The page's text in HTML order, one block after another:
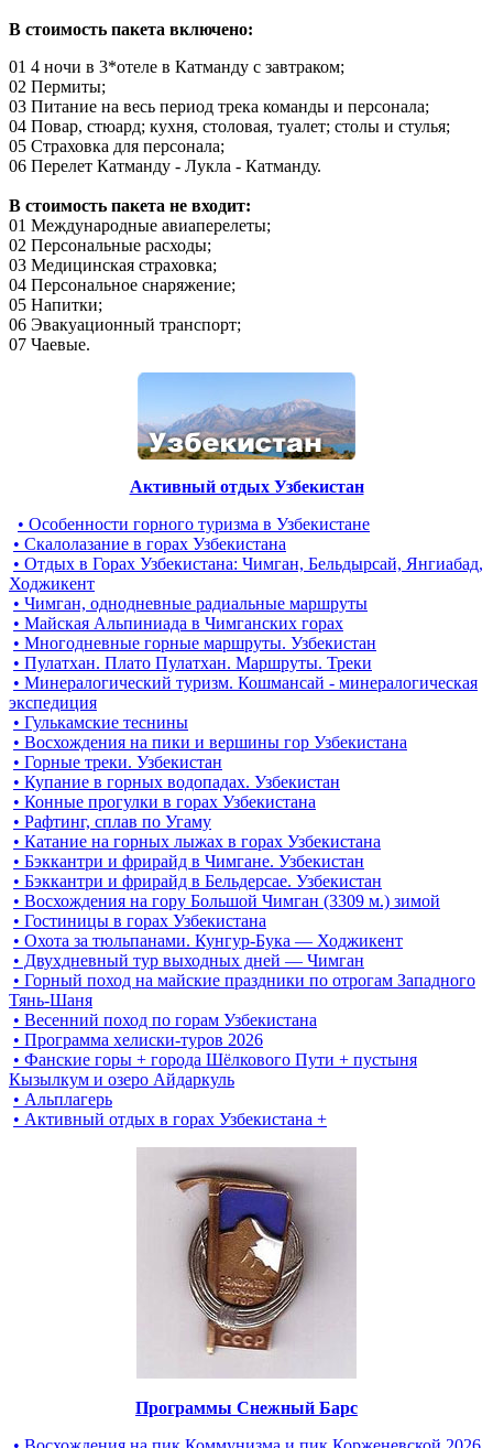
В стоимость пакета включено:
01 4 ночи в 3*отеле в Катманду с завтраком;
02 Пермиты;
03 Питание на весь период трека команды и персонала;
04 Повар, стюард; кухня, столовая, туалет; столы и стулья;
05 Страховка для персонала;
06 Перелет Катманду - Лукла - Катманду.
В стоимость пакета не входит:
01 Международные авиаперелеты;
02 Персональные расходы;
03 Медицинская страховка;
04 Персональное снаряжение;
05 Напитки;
06 Эвакуационный транспорт;
07 Чаевые.
Активный отдых Узбекистан
• Особенности горного туризма в Узбекистане
• Скалолазание в горах Узбекистана
• Отдых в Горах Узбекистана: Чимган, Бельдырсай, Янгиабад,
Ходжикент
• Чимган, однодневные радиальные маршруты
• Майская Альпиниада в Чимганских горах
• Многодневные горные маршруты. Узбекистан
• Пулатхан. Плато Пулатхан. Маршруты. Треки
• Минералогический туризм. Кошмансай - минералогическая
экспедиция
• Гулькамские теснины
• Восхождения на пики и вершины гор Узбекистана
• Горные треки. Узбекистан
• Купание в горных водопадах. Узбекистан
• Конные прогулки в горах Узбекистана
• Рафтинг, сплав по Угаму
• Катание на горных лыжах в горах Узбекистана
• Бэккантри и фрирайд в Чимгане. Узбекистан
• Бэккантри и фрирайд в Бельдерсае. Узбекистан
• Восхождения на гору Большой Чимган (3309 м.) зимой
• Гостиницы в горах Узбекистана
• Охота за тюльпанами. Кунгур-Бука — Ходжикент
• Двухдневный тур выходных дней — Чимган
• Горный поход на майские праздники по отрогам Западного
Тянь-Шаня
• Весенний поход по горам Узбекистана
• Программа хелиски-туров 2026
• Фанские горы + города Шёлкового Пути + пустыня
Кызылкум и озеро Айдаркуль
• Альплагерь
• Активный отдых в горах Узбекистана +
Программы Снежный Барс